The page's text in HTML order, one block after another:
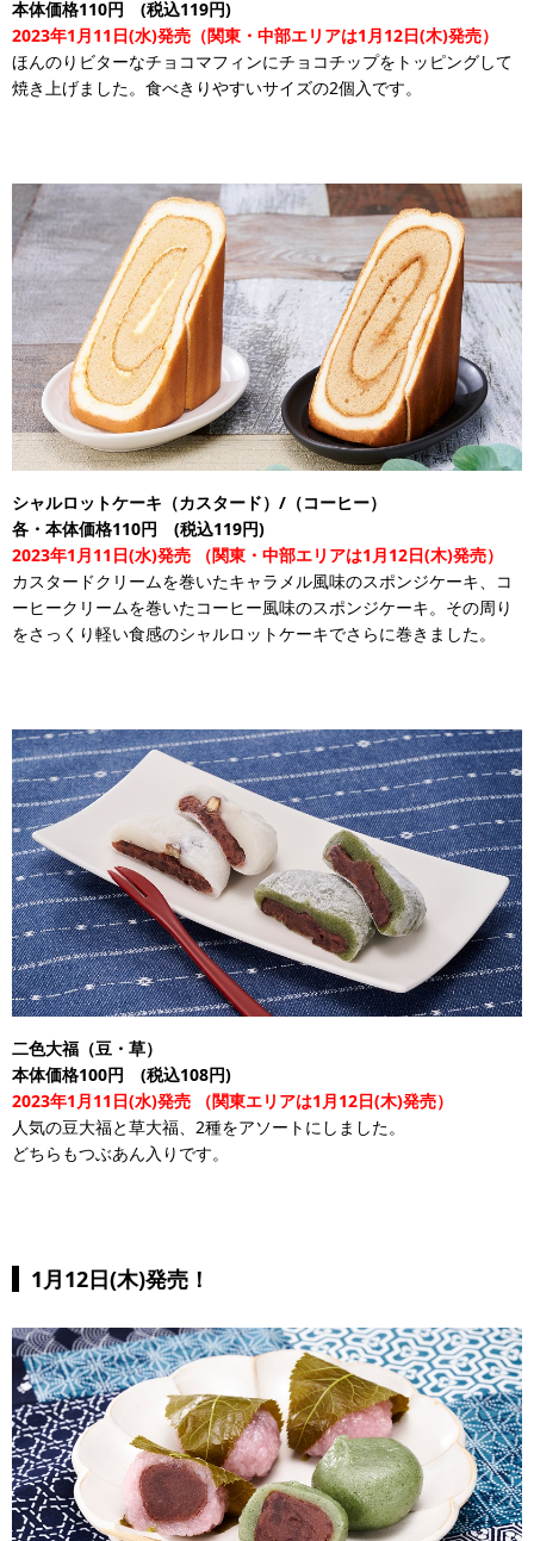
本体価格110円 (税込119円)
2023年1月11日(水)発売（関東・中部エリアは1月12日(木)発売）
ほんのりビターなチョコマフィンにチョコチップをトッピングして
焼き上げました。食べきりやすいサイズの2個入です。
シャルロットケーキ（カスタード）/（コーヒー）
各・本体価格110円 (税込119円)
2023年1月11日(水)発売
（関東・中部エリアは1月12日(木)発売）
カスタードクリームを巻いたキャラメル風味のスポンジケーキ、コ
ーヒークリームを巻いたコーヒー風味のスポンジケーキ。その周り
をさっくり軽い食感のシャルロットケーキでさらに巻きました。
二色大福（豆・草）
本体価格100円 (税込108円)
2023年1月11日(水)発売
（関東エリアは1月12日(木)発売）
人気の豆大福と草大福、2種をアソートにしました。
どちらもつぶあん入りです。
1月12日(木)発売！